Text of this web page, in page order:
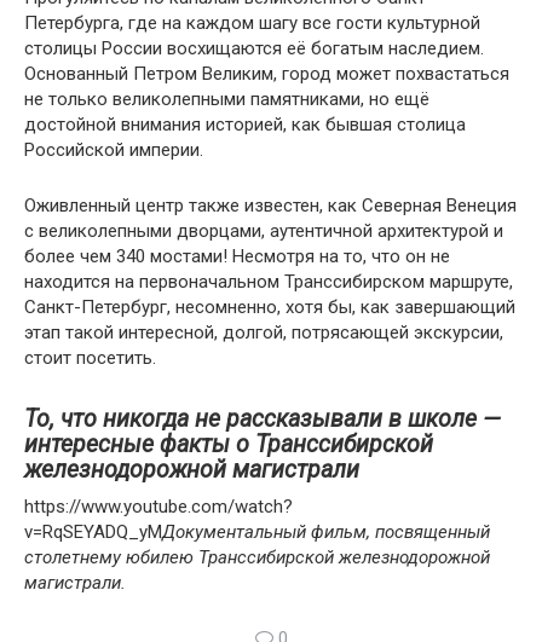
Петербурга, где на каждом шагу все гости культурной
столицы России восхищаются её богатым наследием.
Основанный Петром Великим, город может похвастаться
не только великолепными памятниками, но ещё
достойной внимания историей, как бывшая столица
Российской империи.
Оживленный центр также известен, как Северная Венеция
с великолепными дворцами, аутентичной архитектурой и
более чем 340 мостами! Несмотря на то, что он не
находится на первоначальном Транссибирском маршруте,
Санкт-Петербург, несомненно, хотя бы, как завершающий
этап такой интересной, долгой, потрясающей экскурсии,
стоит посетить.
То, что никогда не рассказывали в школе —
интересные факты о Транссибирской
железнодорожной магистрали
https://www.youtube.com/watch?
v=RqSEYADQ_yMДокументальный фильм, посвященный
столетнему юбилею Транссибирской железнодорожной
магистрали.